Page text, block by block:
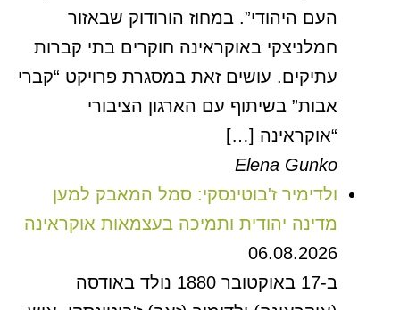
העם היהודי”. במחוז הורודוק שבאזור
חמלניצקי באוקראינה חוקרים בתי קברות
עתיקים. עושים זאת במסגרת פרויקט “קברי
אבות” בשיתוף עם הארגון הציבורי
“אוקראינה […]
Elena Gunko
ולדימיר ז'בוטינסקי: סמל המאבק למען
מדינה יהודית ותמיכה בעצמאות אוקראינה
06.08.2026
ב-17 באוקטובר 1880 נולד באודסה